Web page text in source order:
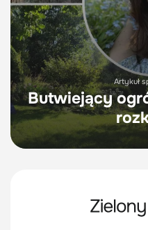
Artykuł
Butwiejący